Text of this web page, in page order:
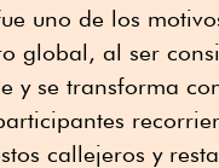
uno de los
global, al ser
y se transforma
callejeros y